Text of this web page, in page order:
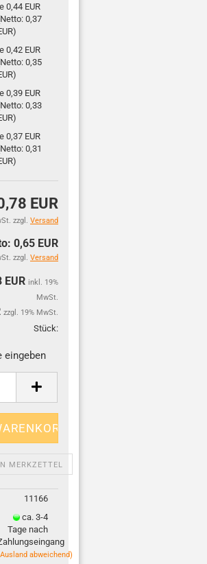
0,44 EUR
0,37
0,42 EUR
0,35
0,39 EUR
0,33
0,37 EUR
0,31
EUR
zzgl. Versand
0,65 EUR
zzgl. Versand
EUR inkl. 19%
MwSt.
zzgl. 19% MwSt.
Stück:
eingeben
MERKZETTEL
11166
ca. 3-4
Tage nach
abweichend)